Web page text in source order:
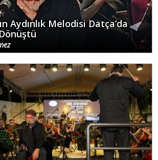
Aydınlık Melodisi Datça’da